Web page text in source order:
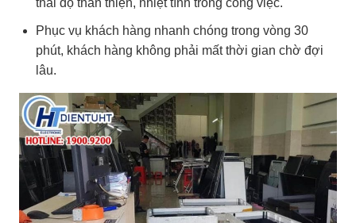
thái độ thân thiện, nhiệt tình trong công việc.
Phục vụ khách hàng nhanh chóng trong vòng 30
phút, khách hàng không phải mất thời gian chờ đợi
lâu.